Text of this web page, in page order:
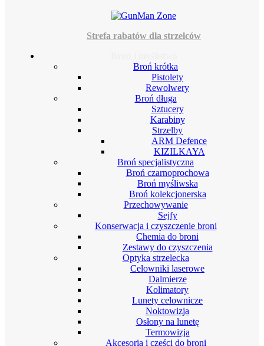
Strefa rabatów dla strzelców
Broń krótka
Pistolety
Rewolwery
Broń długa
Sztucery
Karabiny
Strzelby
ARM Defence
KIZILKAYA
Broń specjalistyczna
Broń czarnoprochowa
Broń myśliwska
Broń kolekcjonerska
Przechowywanie
Sejfy
Konserwacja i czyszczenie broni
Chemia do broni
Zestawy do czyszczenia
Optyka strzelecka
Celowniki laserowe
Dalmierze
Kolimatory
Lunety celownicze
Noktowizja
Osłony na lunetę
Termowizja
Akcesoria i części do broni